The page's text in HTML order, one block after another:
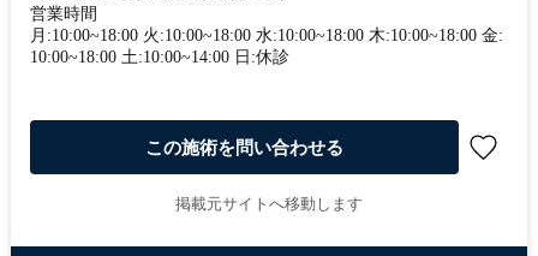
営業時間
月:10:00~18:00 火:10:00~18:00 水:10:00~18:00 木:10:00~18:00 金:
10:00~18:00 土:10:00~14:00 日:休診
この施術を問い合わせる
掲載元サイトへ移動します